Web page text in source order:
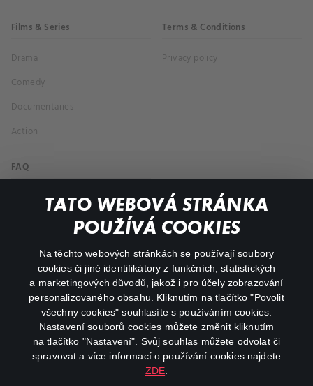
TATO WEBOVÁ STRÁNKA
POUŽÍVÁ COOKIES
Na těchto webových stránkách se používají soubory
cookies či jiné identifikátory z funkčních, statistických
a marketingových důvodů, jakož i pro účely zobrazování
personalizovaného obsahu. Kliknutím na tlačítko "Povolit
všechny cookies" souhlasíte s používáním cookies.
Nastavení souborů cookies můžete změnit kliknutím
na tlačítko "Nastavení". Svůj souhlas můžete odvolat či
spravovat a více informací o používání cookies najdete
ZDE
Films & Series
Drama
Comedy
Documentaries
Action
Terms & Conditions
Privacy policy
FAQ
My profile
facebookinstagram
youtube